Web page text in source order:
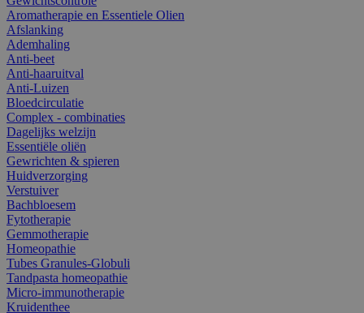
Aromatherapie en Essentiele Olien
Afslanking
Ademhaling
Anti-beet
Anti-haaruitval
Anti-Luizen
Bloedcirculatie
Complex - combinaties
Dagelijks welzijn
Essentiële oliën
Gewrichten & spieren
Huidverzorging
Verstuiver
Bachbloesem
Fytotherapie
Gemmotherapie
Homeopathie
Tubes Granules-Globuli
Tandpasta homeopathie
Micro-immunotherapie
Kruidenthee